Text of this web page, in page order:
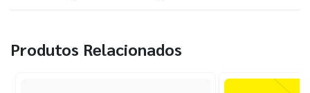
Produtos Relacionados